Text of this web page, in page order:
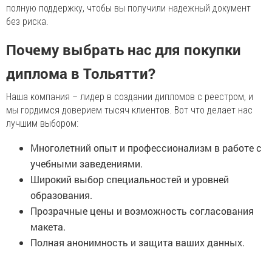
полную поддержку, чтобы вы получили надежный документ
без риска.
Почему выбрать нас для покупки
диплома в Тольятти?
Наша компания – лидер в создании дипломов с реестром, и
мы гордимся доверием тысяч клиентов. Вот что делает нас
лучшим выбором:
Многолетний опыт и профессионализм в работе с
учебными заведениями.
Широкий выбор специальностей и уровней
образования.
Прозрачные цены и возможность согласования
макета.
Полная анонимность и защита ваших данных.